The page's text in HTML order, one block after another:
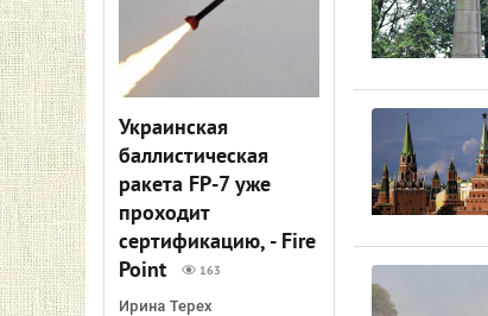
Украинская
баллистическая
ракета FP-7 уже
проходит
сертификацию, - Fire
Point
163
Ирина Терех